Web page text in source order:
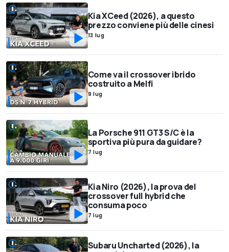
Kia XCeed (2026), a questo
prezzo conviene più delle cinesi
13 lug
Come va il crossover ibrido
costruito a Melfi
9 lug
La Porsche 911 GT3 S/C è la
sportiva più pura da guidare?
7 lug
Kia Niro (2026), la prova del
crossover full hybrid che
consuma poco
7 lug
Subaru Uncharted (2026), la